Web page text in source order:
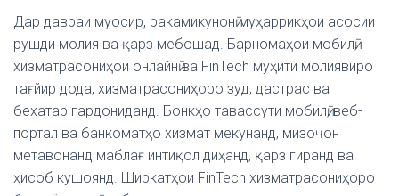
Дар давраи муосир, ракамикунонӣ муҳаррикҳои асосии
рушди молия ва қарз мебошад. Барномаҳои мобилӣ,
хизматрасониҳои онлайнӣ ва FinTech муҳити молиявиро
тағйир дода, хизматрасониҳоро зуд, дастрас ва
бехатар гардониданд. Бонкҳо тавассути мобилӣ, веб-
портал ва банкоматҳо хизмат мекунанд, мизоҷон
метавонанд маблағ интиқол диҳанд, қарз гиранд ва
ҳисоб кушоянд. Ширкатҳои FinTech хизматрасониҳоро